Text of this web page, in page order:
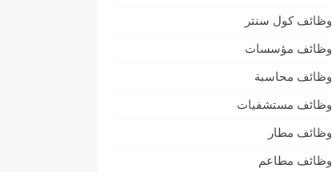
وظائف كول سنتر
وظائف مؤسسات
وظائف محاسبة
وظائف مستشفيات
وظائف مطار
وظائف مطاعم